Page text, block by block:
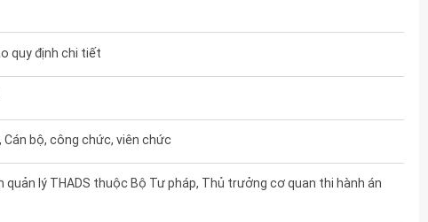
quy định chi tiết
Cán bộ, công chức, viên chức
lý THADS thuộc Bộ Tư pháp, Thủ trưởng cơ quan thi hành án